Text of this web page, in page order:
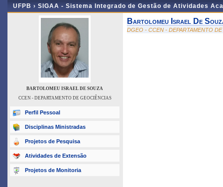
UFPB › SIGAA - Sistema Integrado de Gestão de Atividades
BARTOLOMEU ISRAEL DE SOUZA
CCEN - DEPARTAMENTO DE GEOCIÊNCIAS
Perfil Pessoal
Disciplinas Ministradas
Projetos de Pesquisa
Atividades de Extensão
Projetos de Monitoria
Bartolomeu Israel De
DGEO - CCEN - DEPARTAMENTO